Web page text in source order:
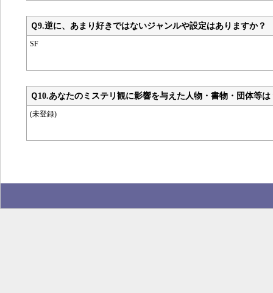
Ｑ9.逆に、あまり好きではないジャンルや設定はありますか？
SF
Ｑ10.あなたのミステリ観に影響を与えた人物・書物・団体等は
(未登録)